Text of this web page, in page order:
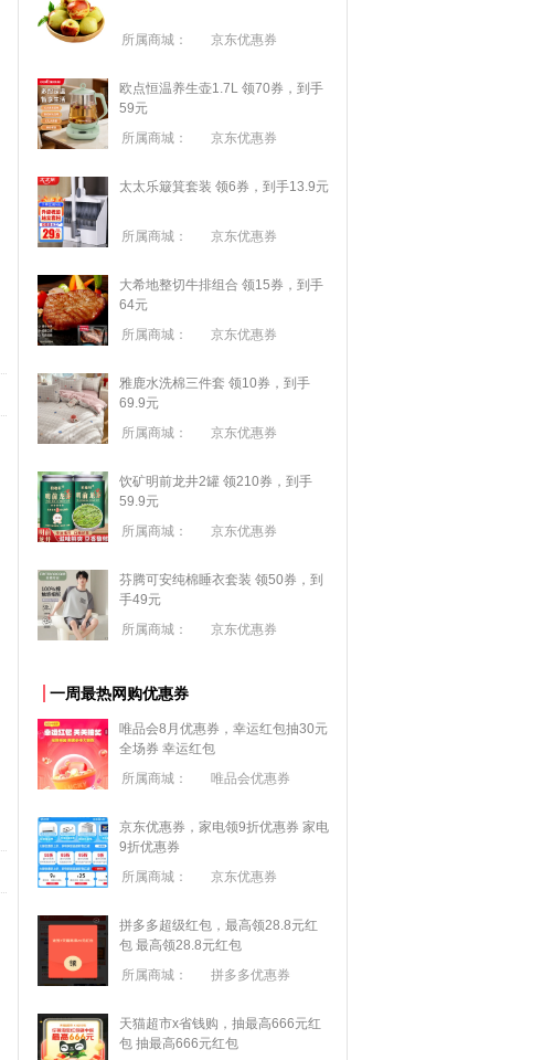
所属商城： 京东优惠券
欧点恒温养生壶1.7L 领70券，到手
59元
所属商城：
京东优惠券
太太乐簸箕套装 领6券，到手13.9元
所属商城： 京东优惠券
大希地整切牛排组合 领15券，到手
64元
所属商城：
京东优惠券
雅鹿水洗棉三件套 领10券，到手
69.9元
所属商城：
京东优惠券
饮矿明前龙井2罐 领210券，到手
59.9元
所属商城：
京东优惠券
芬腾可安纯棉睡衣套装 领50券，到
手49元
所属商城：
京东优惠券
一周最热网购优惠券
唯品会8月优惠券，幸运红包抽30元
全场券 幸运红包
所属商城：
唯品会优惠券
京东优惠券，家电领9折优惠券 家电
9折优惠券
所属商城：
京东优惠券
拼多多超级红包，最高领28.8元红
包 最高领28.8元红包
所属商城：
拼多多优惠券
天猫超市x省钱购，抽最高666元红
包 抽最高666元红包